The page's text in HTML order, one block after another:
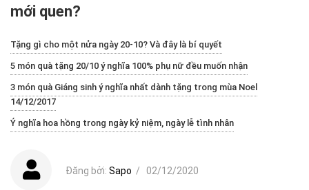
mới quen?
Tặng gì cho một nửa ngày 20-10? Và đây là bí quyết
5 món quà tặng 20/10 ý nghĩa 100% phụ nữ đều muốn nhận
3 món quà Giáng sinh ý nghĩa nhất dành tặng trong mùa Noel
14/12/2017
Ý nghĩa hoa hồng trong ngày kỷ niệm, ngày lễ tình nhân
Đăng bởi: Sapo / 02/12/2020